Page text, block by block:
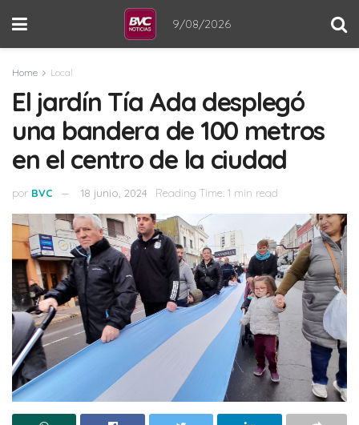
9/08/2026
Home Local
El jardín Tía Ada desplegó
una bandera de 100 metros
en el centro de la ciudad
por BVC 18 junio, 2024 Reading Time: 1 min read